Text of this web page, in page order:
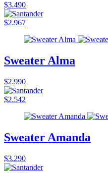
$3.490
$2.967
Sweater Alma
$2.990
$2.542
Sweater Amanda
$3.290